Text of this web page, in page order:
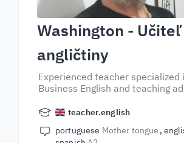
Washington - Učiteľ
angličtiny
Experienced teacher specialized
Business English and teaching
teacher.english
portuguese Mother tongue